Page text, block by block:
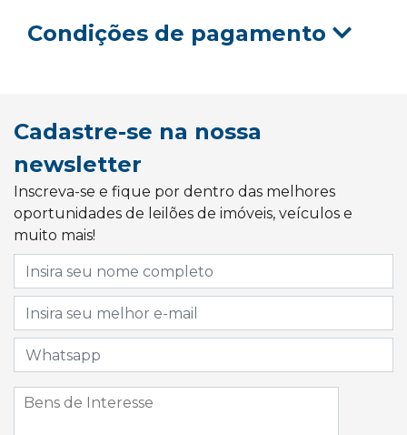
Condições de pagamento
Cadastre-se na nossa
newsletter
Inscreva-se e fique por dentro das melhores
oportunidades de leilões de imóveis, veículos e
muito mais!